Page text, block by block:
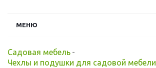
МЕНЮ
Садовая мебель -
Чехлы и подушки для садовой мебели